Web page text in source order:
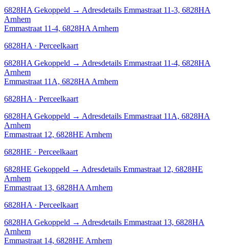
6828HA Gekoppeld → Adresdetails Emmastraat 11-3, 6828HA
Arnhem
Emmastraat 11-4, 6828HA Arnhem
6828HA · Perceelkaart
6828HA Gekoppeld → Adresdetails Emmastraat 11-4, 6828HA
Arnhem
Emmastraat 11A, 6828HA Arnhem
6828HA · Perceelkaart
6828HA Gekoppeld → Adresdetails Emmastraat 11A, 6828HA
Arnhem
Emmastraat 12, 6828HE Arnhem
6828HE · Perceelkaart
6828HE Gekoppeld → Adresdetails Emmastraat 12, 6828HE
Arnhem
Emmastraat 13, 6828HA Arnhem
6828HA · Perceelkaart
6828HA Gekoppeld → Adresdetails Emmastraat 13, 6828HA
Arnhem
Emmastraat 14, 6828HE Arnhem